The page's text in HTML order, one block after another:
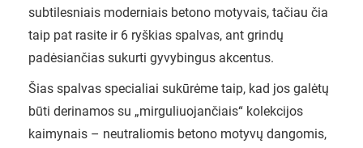
subtilesniais moderniais betono motyvais, tačiau čia
taip pat rasite ir 6 ryškias spalvas, ant grindų
padėsiančias sukurti gyvybingus akcentus.
Šias spalvas specialiai sukūrėme taip, kad jos galėtų
būti derinamos su „mirguliuojančiais“ kolekcijos
kaimynais – neutraliomis betono motyvų dangomis,